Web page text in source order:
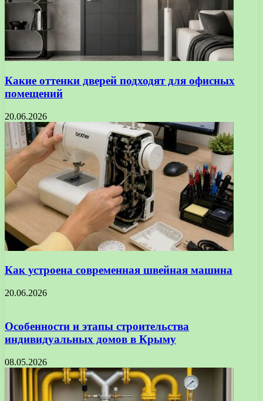
Какие оттенки дверей подходят для офисных
помещений
20.06.2026
Как устроена современная швейная машина
20.06.2026
Особенности и этапы строительства
индивидуальных домов в Крыму
08.05.2026